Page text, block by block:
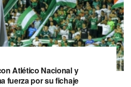
Atlético Nacional y
fuerza por su fichaje